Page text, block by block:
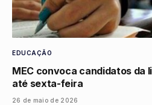
EDUCAÇÃO
MEC convoca candidatos da
até sexta-feira
26 de maio de 2026